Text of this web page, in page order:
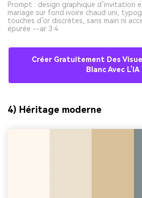
Prompt : design graphique d’invitation
mariage sur fond ivoire chaud uni,
touches d’or discrètes, sans main ni
épurée --ar 3:4
Créer Gratuitement Des
Blanc Avec L’IA
4) Héritage moderne